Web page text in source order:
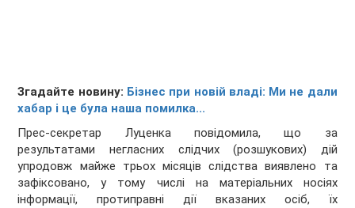
Згадайте новину: Бізнес при новій владі: Ми не дали
хабар і це була наша помилка...
Прес-секретар Луценка повідомила, що за
результатами негласних слідчих (розшукових) дій
упродовж майже трьох місяців слідства виявлено та
зафіксовано, у тому числі на матеріальних носіях
інформації, протиправні дії вказаних осіб, їх